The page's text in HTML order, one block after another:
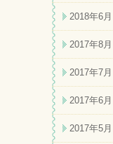
2018年6月
2017年8月
2017年7月
2017年6月
2017年5月